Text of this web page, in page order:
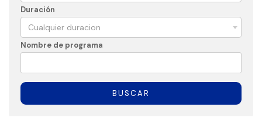
Duración
Cualquier duracion
Nombre de programa
BUSCAR